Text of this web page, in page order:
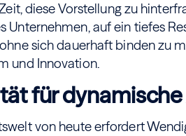
diese Vorstellung zu
Unternehmen, auf ein tiefes
sich dauerhaft binden zu
und Innovation.
für
von heute erfordert